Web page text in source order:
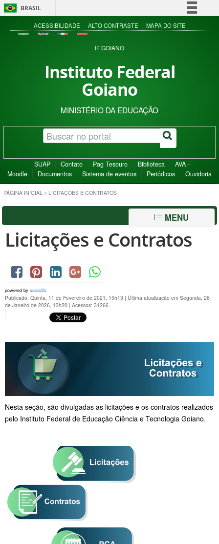
BRASIL
Simplifique!
Acesso à informação
ACESSIBILIDADE ALTO CONTRASTE MAPA DO SITE
IF GOIANO
Instituto Federal
Goiano
MINISTÉRIO DA EDUCAÇÃO
SUAP Contato Pag Tesouro Biblioteca
AVA -
Moodle
Documentos Sistema de eventos Periódicos Ouvidoria
PÁGINA INICIAL > LICITAÇÕES E CONTRATOS
MENU
Licitações e Contratos
powered by social2s
Publicado: Quinta, 11 de Fevereiro de 2021, 15h13 | Última atualização em Segunda, 26
de Janeiro de 2026, 13h20 | Acessos: 31266
Nesta seção, são divulgadas as licitações e os contratos realizados
pelo Instituto Federal de Educação Ciência e Tecnologia Goiano.